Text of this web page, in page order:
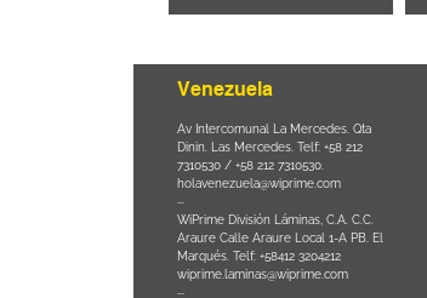
Venezuela
Av Intercomunal La Mercedes. Qta
Dinin. Las Mercedes. Telf: +58 212
7310530 / +58 212 7310530.
holavenezuela@wiprime.com
⏤
WiPrime División Láminas, C.A. C.C.
Araure Calle Araure Local 1-A PB. El
Marqués. Telf: +58412 3204212
wiprime.laminas@wiprime.com
⏤